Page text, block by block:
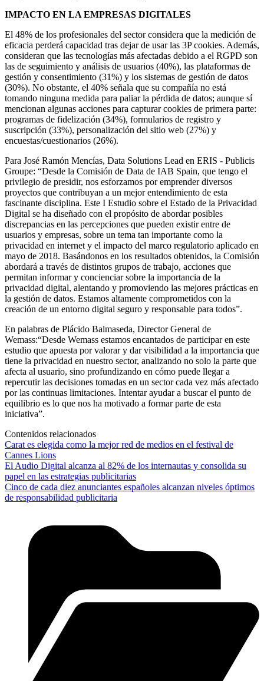
IMPACTO EN LA EMPRESAS DIGITALES
El 48% de los profesionales del sector considera que la medición de
eficacia perderá capacidad tras dejar de usar las 3P cookies. Además,
consideran que las tecnologías más afectadas debido a el RGPD son
las de seguimiento y análisis de usuarios (40%), las plataformas de
gestión y consentimiento (31%) y los sistemas de gestión de datos
(30%). No obstante, el 40% señala que su compañía no está
tomando ninguna medida para paliar la pérdida de datos; aunque sí
mencionan algunas acciones para capturar cookies de primera parte:
programas de fidelización (34%), formularios de registro y
suscripción (33%), personalización del sitio web (27%) y
encuestas/cuestionarios (26%).
Para José Ramón Mencías, Data Solutions Lead en ERIS - Publicis
Groupe: “Desde la Comisión de Data de IAB Spain, que tengo el
privilegio de presidir, nos esforzamos por emprender diversos
proyectos que contribuyan a un mejor entendimiento de esta
fascinante disciplina. Este I Estudio sobre el Estado de la Privacidad
Digital se ha diseñado con el propósito de abordar posibles
discrepancias en las percepciones que pueden existir entre de
usuarios y empresas, sobre un tema tan importante como la
privacidad en internet y el impacto del marco regulatorio aplicado en
mayo de 2018. Basándonos en los resultados obtenidos, la Comisión
abordará a través de distintos grupos de trabajo, acciones que
permitan informar y concienciar sobre la importancia de la
privacidad digital, alentando y promoviendo las mejores prácticas en
la gestión de datos. Estamos altamente comprometidos con la
creación de un entorno digital seguro y responsable para todos”.
En palabras de Plácido Balmaseda, Director General de
Wemass:“Desde Wemass estamos encantados de participar en este
estudio que apuesta por valorar y dar visibilidad a la importancia que
tiene la privacidad en nuestro sector, analizando no solo la parte que
afecta al usuario, sino profundizando en cómo puede llegar a
repercutir las decisiones tomadas en un sector cada vez más afectado
por las continuas limitaciones. Intentar ayudar a buscar el punto de
equilibrio es lo que nos ha motivado a formar parte de esta
iniciativa”.
Contenidos relacionados
Carat es elegida como la mejor red de medios en el festival de
Cannes Lions
El Audio Digital alcanza al 82% de los internautas y consolida su
papel en las estrategias publicitarias
Cinco de cada diez anunciantes españoles alcanzan niveles óptimos
de responsabilidad publicitaria